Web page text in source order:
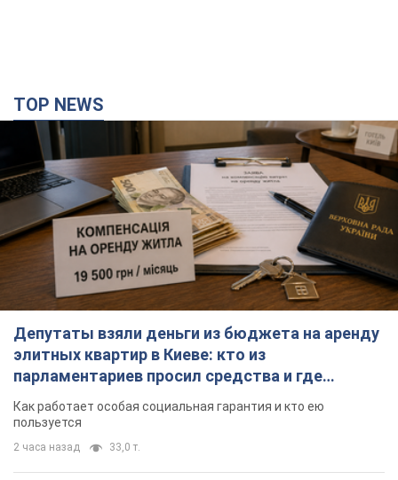
TOP NEWS
Депутаты взяли деньги из бюджета на аренду
элитных квартир в Киеве: кто из
парламентариев просил средства и где
поселился
Как работает особая социальная гарантия и кто ею
пользуется
2 часа назад 33,0 т.